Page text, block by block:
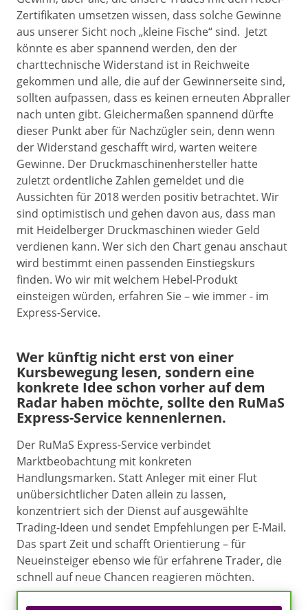
Zertifikaten umsetzen wissen, dass solche Gewinne
aus unserer Sicht noch „kleine Fische“ sind. Jetzt
könnte es aber spannend werden, den der
charttechnische Widerstand ist in Reichweite
gekommen und alle, die auf der Gewinnerseite sind,
sollten aufpassen, dass es keinen erneuten Abpraller
nach unten gibt. Gleichermaßen spannend dürfte
dieser Punkt aber für Nachzügler sein, denn wenn
der Widerstand geschafft wird, warten weitere
Gewinne. Der Druckmaschinenhersteller hatte
zuletzt ordentliche Zahlen gemeldet und die
Aussichten für 2018 werden positiv betrachtet. Wir
sind optimistisch und gehen davon aus, dass man
mit Heidelberger Druckmaschinen wieder Geld
verdienen kann. Wer sich den Chart genau anschaut
wird bestimmt einen passenden Einstiegskurs
finden. Wo wir mit welchem Hebel-Produkt
einsteigen würden, erfahren Sie – wie immer - im
Express-Service.
Wer künftig nicht erst von einer
Kursbewegung lesen, sondern eine
konkrete Idee schon vorher auf dem
Radar haben möchte, sollte den RuMaS
Express-Service kennenlernen.
Der RuMaS Express-Service verbindet
Marktbeobachtung mit konkreten
Handlungsmarken. Statt Anleger mit einer Flut
unübersichtlicher Daten allein zu lassen,
konzentriert sich der Dienst auf ausgewählte
Trading-Ideen und sendet Empfehlungen per E-Mail.
Das spart Zeit und schafft Orientierung – für
Neueinsteiger ebenso wie für erfahrene Trader, die
schnell auf neue Chancen reagieren möchten.